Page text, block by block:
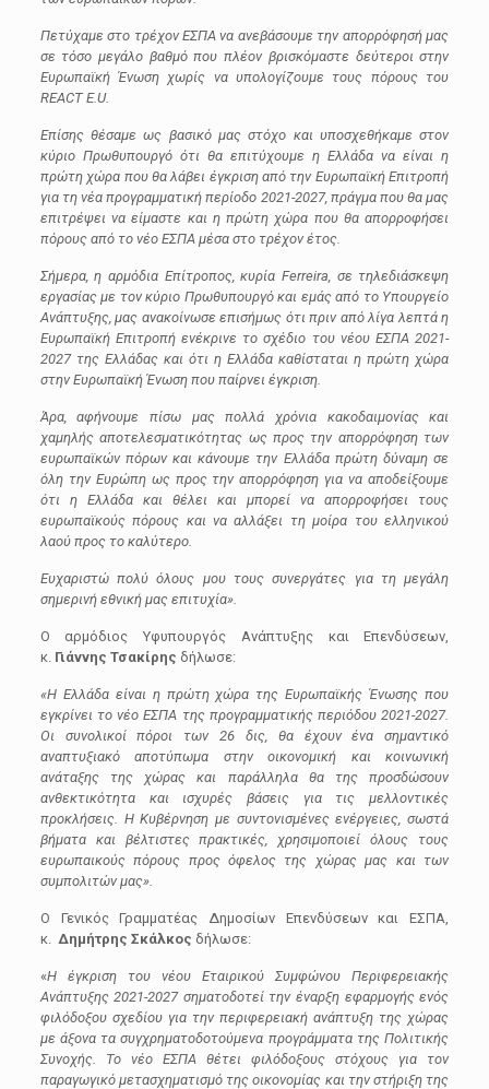
Πετύχαμε στο τρέχον ΕΣΠΑ να ανεβάσουμε την απορρόφησή μας
σε τόσο μεγάλο βαθμό που πλέον βρισκόμαστε δεύτεροι στην
Ευρωπαϊκή Ένωση χωρίς να υπολογίζουμε τους πόρους του
REACT E.U.
Επίσης θέσαμε ως βασικό μας στόχο και υποσχεθήκαμε στον
κύριο Πρωθυπουργό ότι θα επιτύχουμε η Ελλάδα να είναι η
πρώτη χώρα που θα λάβει έγκριση από την Ευρωπαϊκή Επιτροπή
για τη νέα προγραμματική περίοδο 2021-2027, πράγμα που θα μας
επιτρέψει να είμαστε και η πρώτη χώρα που θα απορροφήσει
πόρους από το νέο ΕΣΠΑ μέσα στο τρέχον έτος.
Σήμερα, η αρμόδια Επίτροπος, κυρία Ferreira, σε τηλεδιάσκεψη
εργασίας με τον κύριο Πρωθυπουργό και εμάς από το Υπουργείο
Ανάπτυξης, μας ανακοίνωσε επισήμως ότι πριν από λίγα λεπτά η
Ευρωπαϊκή Επιτροπή ενέκρινε το σχέδιο του νέου ΕΣΠΑ 2021-
2027 της Ελλάδας και ότι η Ελλάδα καθίσταται η πρώτη χώρα
στην Ευρωπαϊκή Ένωση που παίρνει έγκριση.
Άρα, αφήνουμε πίσω μας πολλά χρόνια κακοδαιμονίας και
χαμηλής αποτελεσματικότητας ως προς την απορρόφηση των
ευρωπαϊκών πόρων και κάνουμε την Ελλάδα πρώτη δύναμη σε
όλη την Ευρώπη ως προς την απορρόφηση για να αποδείξουμε
ότι η Ελλάδα και θέλει και μπορεί να απορροφήσει τους
ευρωπαϊκούς πόρους και να αλλάξει τη μοίρα του ελληνικού
λαού προς το καλύτερο.
Ευχαριστώ πολύ όλους μου τους συνεργάτες για τη μεγάλη
σημερινή εθνική μας επιτυχία».
Ο αρμόδιος Υφυπουργός Ανάπτυξης και Επενδύσεων,
κ. Γιάννης Τσακίρης δήλωσε:
«Η Ελλάδα είναι η πρώτη χώρα της Ευρωπαϊκής Ένωσης που
εγκρίνει το νέο ΕΣΠΑ της προγραμματικής περιόδου 2021-2027.
Οι συνολικοί πόροι των 26 δις, θα έχουν ένα σημαντικό
αναπτυξιακό αποτύπωμα στην οικονομική και κοινωνική
ανάταξης της χώρας και παράλληλα θα της προσδώσουν
ανθεκτικότητα και ισχυρές βάσεις για τις μελλοντικές
προκλήσεις. Η Κυβέρνηση με συντονισμένες ενέργειες, σωστά
βήματα και βέλτιστες πρακτικές, χρησιμοποιεί όλους τους
ευρωπαικούς πόρους προς όφελος της χώρας μας και των
συμπολιτών μας».
Ο Γενικός Γραμματέας Δημοσίων Επενδύσεων και ΕΣΠΑ,
κ. Δημήτρης Σκάλκος δήλωσε:
«Η έγκριση του νέου Εταιρικού Συμφώνου Περιφερειακής
Ανάπτυξης 2021-2027 σηματοδοτεί την έναρξη εφαρμογής ενός
φιλόδοξου σχεδίου για την περιφερειακή ανάπτυξη της χώρας
με άξονα τα συγχρηματοδοτούμενα προγράμματα της Πολιτικής
Συνοχής. Το νέο ΕΣΠΑ θέτει φιλόδοξους στόχους για τον
παραγωγικό μετασχηματισμό της οικονομίας και την στήριξη της